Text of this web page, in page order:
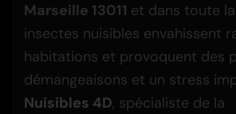
Marseille 13011 et dans toute
insectes nuisibles envahissent
habitations et provoquent des
démangeaisons et un stress
Nuisibles 4D, spécialiste de la